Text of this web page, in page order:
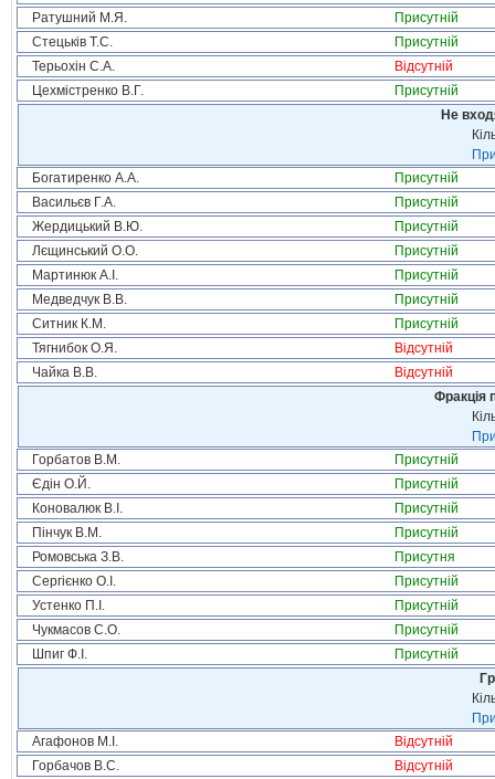
Ратушний М.Я.
Присутній
Стецьків Т.С.
Присутній
Терьохін С.А.
Відсутній
Цехмістренко В.Г.
Присутній
Не
Богатиренко А.А.
Присутній
Васильєв Г.А.
Присутній
Жердицький В.Ю.
Присутній
Лєщинський О.О.
Присутній
Мартинюк А.І.
Присутній
Медведчук В.В.
Присутній
Ситник К.М.
Присутній
Тягнибок О.Я.
Відсутній
Чайка В.В.
Відсутній
Фракція
Горбатов В.М.
Присутній
Єдін О.Й.
Присутній
Коновалюк В.І.
Присутній
Пінчук В.М.
Присутній
Ромовська З.В.
Присутня
Сергієнко О.І.
Присутній
Устенко П.І.
Присутній
Чукмасов С.О.
Присутній
Шпиг Ф.І.
Присутній
Агафонов М.І.
Відсутній
Горбачов В.С.
Відсутній